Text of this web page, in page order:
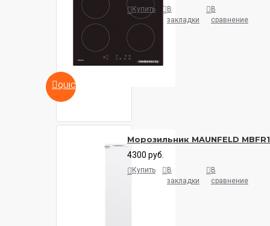
QUICKVIEW
Купить
В
закладки
В
сравнение
Морозильник MAUNFELD
4300 руб.
Купить
В
закладки
В
сравнение